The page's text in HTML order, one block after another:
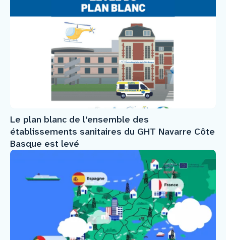
Le plan blanc de l’ensemble des
établissements sanitaires du GHT Navarre Côte
Basque est levé